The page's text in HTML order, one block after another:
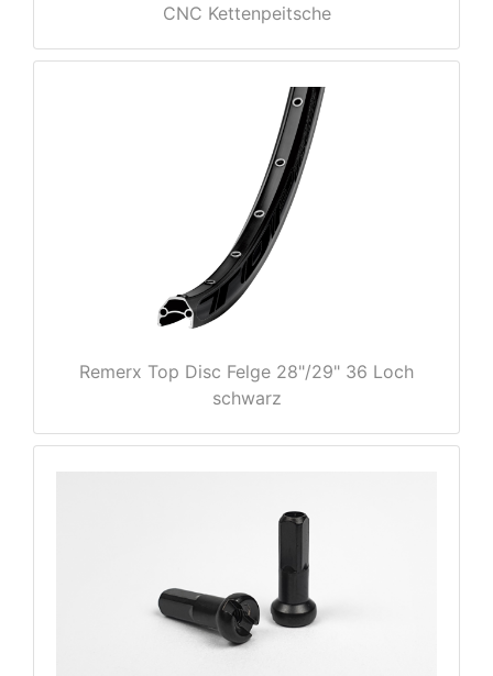
CNC Kettenpeitsche
Remerx Top Disc Felge 28"/29" 36 Loch
schwarz